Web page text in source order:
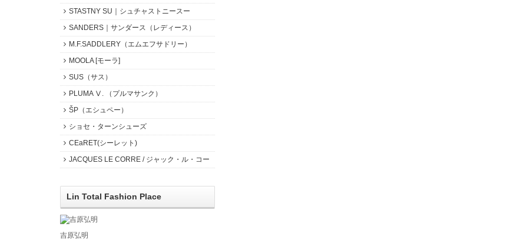
STASTNY SU｜シュチャストニースー
SANDERS｜サンダース（レディース）
M.F.SADDLERY（エムエフサドリー）
MOOLA [モーラ]
SUS（サス）
PLUMA Ⅴ. （プルマサンク）
ŠP（エシュペー）
ショセ・ターンシューズ
CEaRET(シーレット)
JACQUES LE CORRE / ジャック・ル・コー
Lin Total Fashion Place
吉原弘明